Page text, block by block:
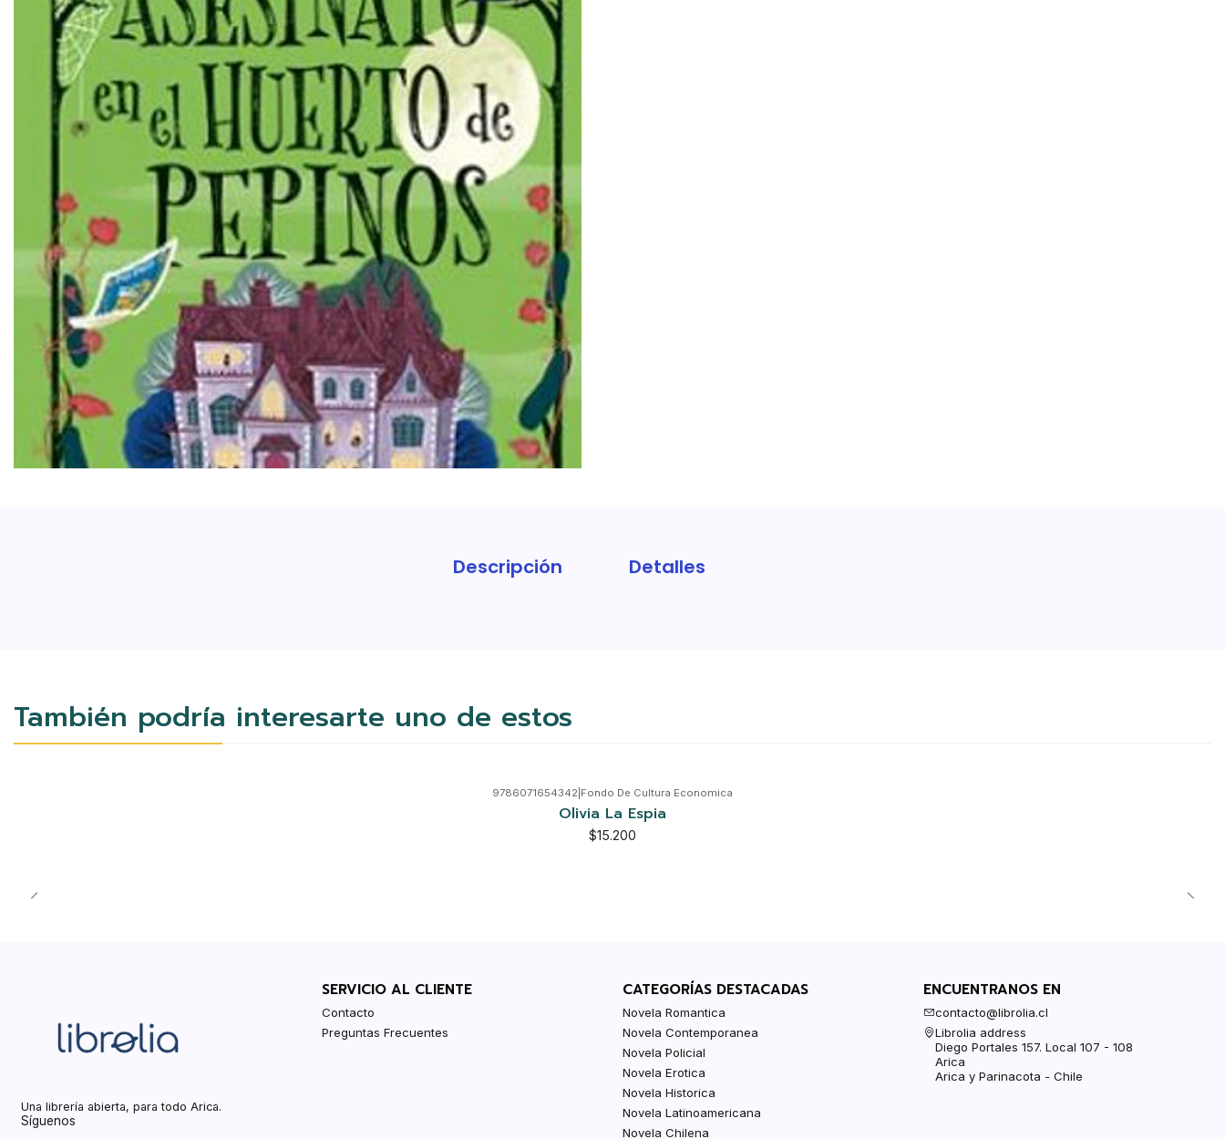
Descripción Detalles
También podría interesarte uno de estos
9786071654342 Fondo De Cultura Economica
Olivia La Espia
$15.200
Una librería abierta, para todo Arica.
Síguenos
SERVICIO AL CLIENTE
Contacto
Preguntas Frecuentes
CATEGORÍAS DESTACADAS
Novela Romantica
Novela Contemporanea
Novela Policial
Novela Erotica
Novela Historica
Novela Latinoamericana
Novela Chilena
ENCUENTRANOS EN
contacto@librolia.cl
Librolia address
Diego Portales 157. Local 107 - 108
Arica
Arica y Parinacota - Chile